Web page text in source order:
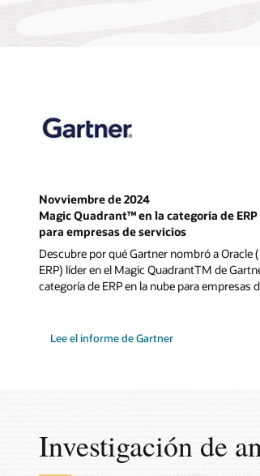
Novviembre de 2024
Magic Quadrant™ en la categoría de
para empresas de servicios
Descubre por qué Gartner nombró a Oracle
ERP) líder en el Magic QuadrantTM de
categoría de ERP en la nube para empresas
Lee el informe de Gartner
Investigación de